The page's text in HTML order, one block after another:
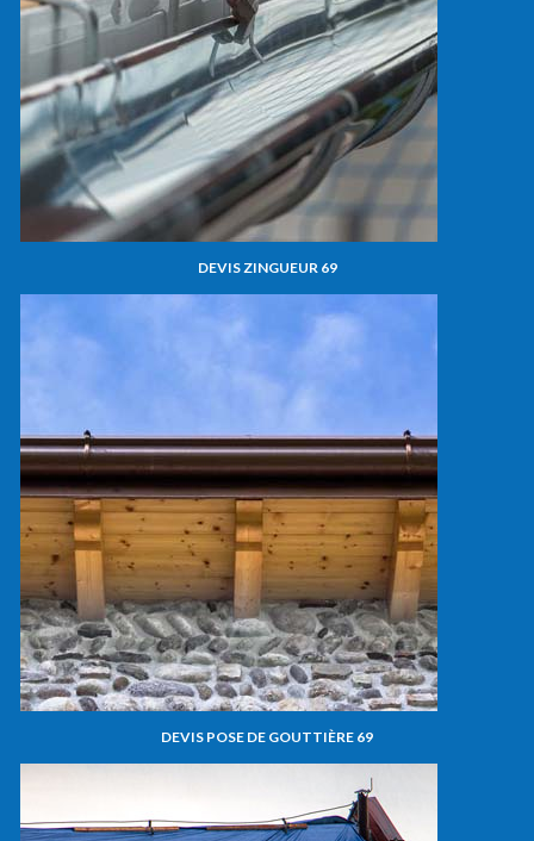
DEVIS ZINGUEUR 69
DEVIS POSE DE GOUTTIÈRE 69